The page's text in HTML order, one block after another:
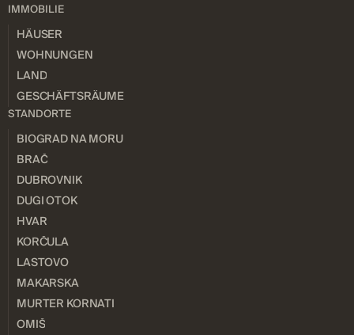
IMMOBILIE
HÄUSER
WOHNUNGEN
LAND
GESCHÄFTSRÄUME
STANDORTE
BIOGRAD NA MORU
BRAČ
DUBROVNIK
DUGI OTOK
HVAR
KORČULA
LASTOVO
MAKARSKA
MURTER KORNATI
OMIŠ